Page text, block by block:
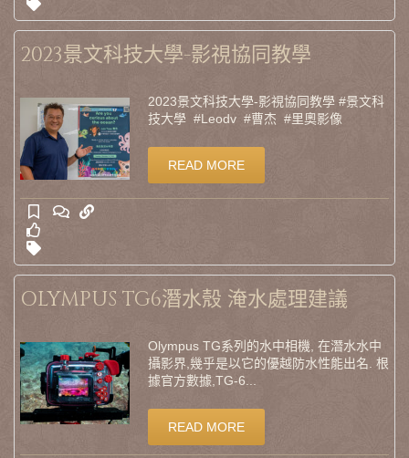
2023景文科技大學-影視協同教學
2023景文科技大學-影視協同教學 #景文科
技大學 #Leodv #曹杰 #里奧影像
READ MORE
OLYMPUS TG6潛水殼 淹水處理建議
Olympus TG系列的水中相機, 在潛水水中
攝影界,幾乎是以它的優越防水性能出名. 根
據官方數據,TG-6...
READ MORE